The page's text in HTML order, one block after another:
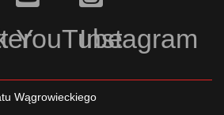
YouTubeInstagram
Wągrowieckiego